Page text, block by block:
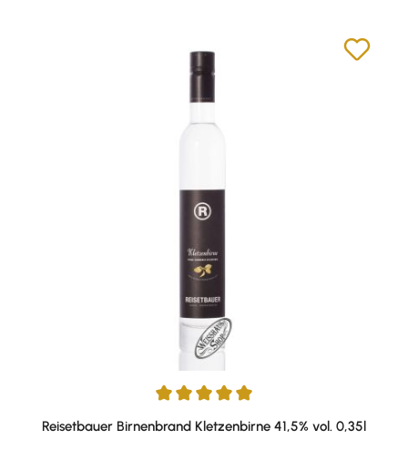
Durchschnittliche Bewertung von 5 von 5 Sternen
Reisetbauer Birnenbrand Kletzenbirne 41,5% vol. 0,35l